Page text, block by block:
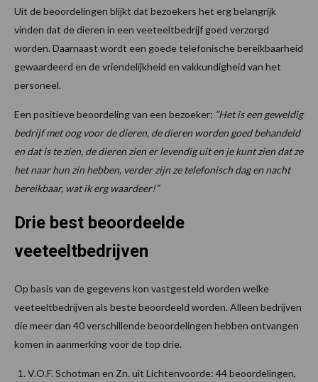
Uit de beoordelingen blijkt dat bezoekers het erg belangrijk
vinden dat de dieren in een veeteeltbedrijf goed verzorgd
worden. Daarnaast wordt een goede telefonische bereikbaarheid
gewaardeerd en de vriendelijkheid en vakkundigheid van het
personeel.
Een positieve beoordeling van een bezoeker: “Het is een geweldig
bedrijf met oog voor de dieren, de dieren worden goed behandeld
en dat is te zien, de dieren zien er levendig uit en je kunt zien dat ze
het naar hun zin hebben, verder zijn ze telefonisch dag en nacht
bereikbaar, wat ik erg waardeer!”
Drie best beoordeelde
veeteeltbedrijven
Op basis van de gegevens kon vastgesteld worden welke
veeteeltbedrijven als beste beoordeeld worden. Alleen bedrijven
die meer dan 40 verschillende beoordelingen hebben ontvangen
komen in aanmerking voor de top drie.
V.O.F. Schotman en Zn. uit Lichtenvoorde: 44 beoordelingen,